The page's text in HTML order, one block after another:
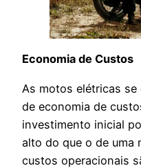
Economia de Custos
As motos elétricas
de economia de
investimento inicial
alto do que o de uma
custos operacionais